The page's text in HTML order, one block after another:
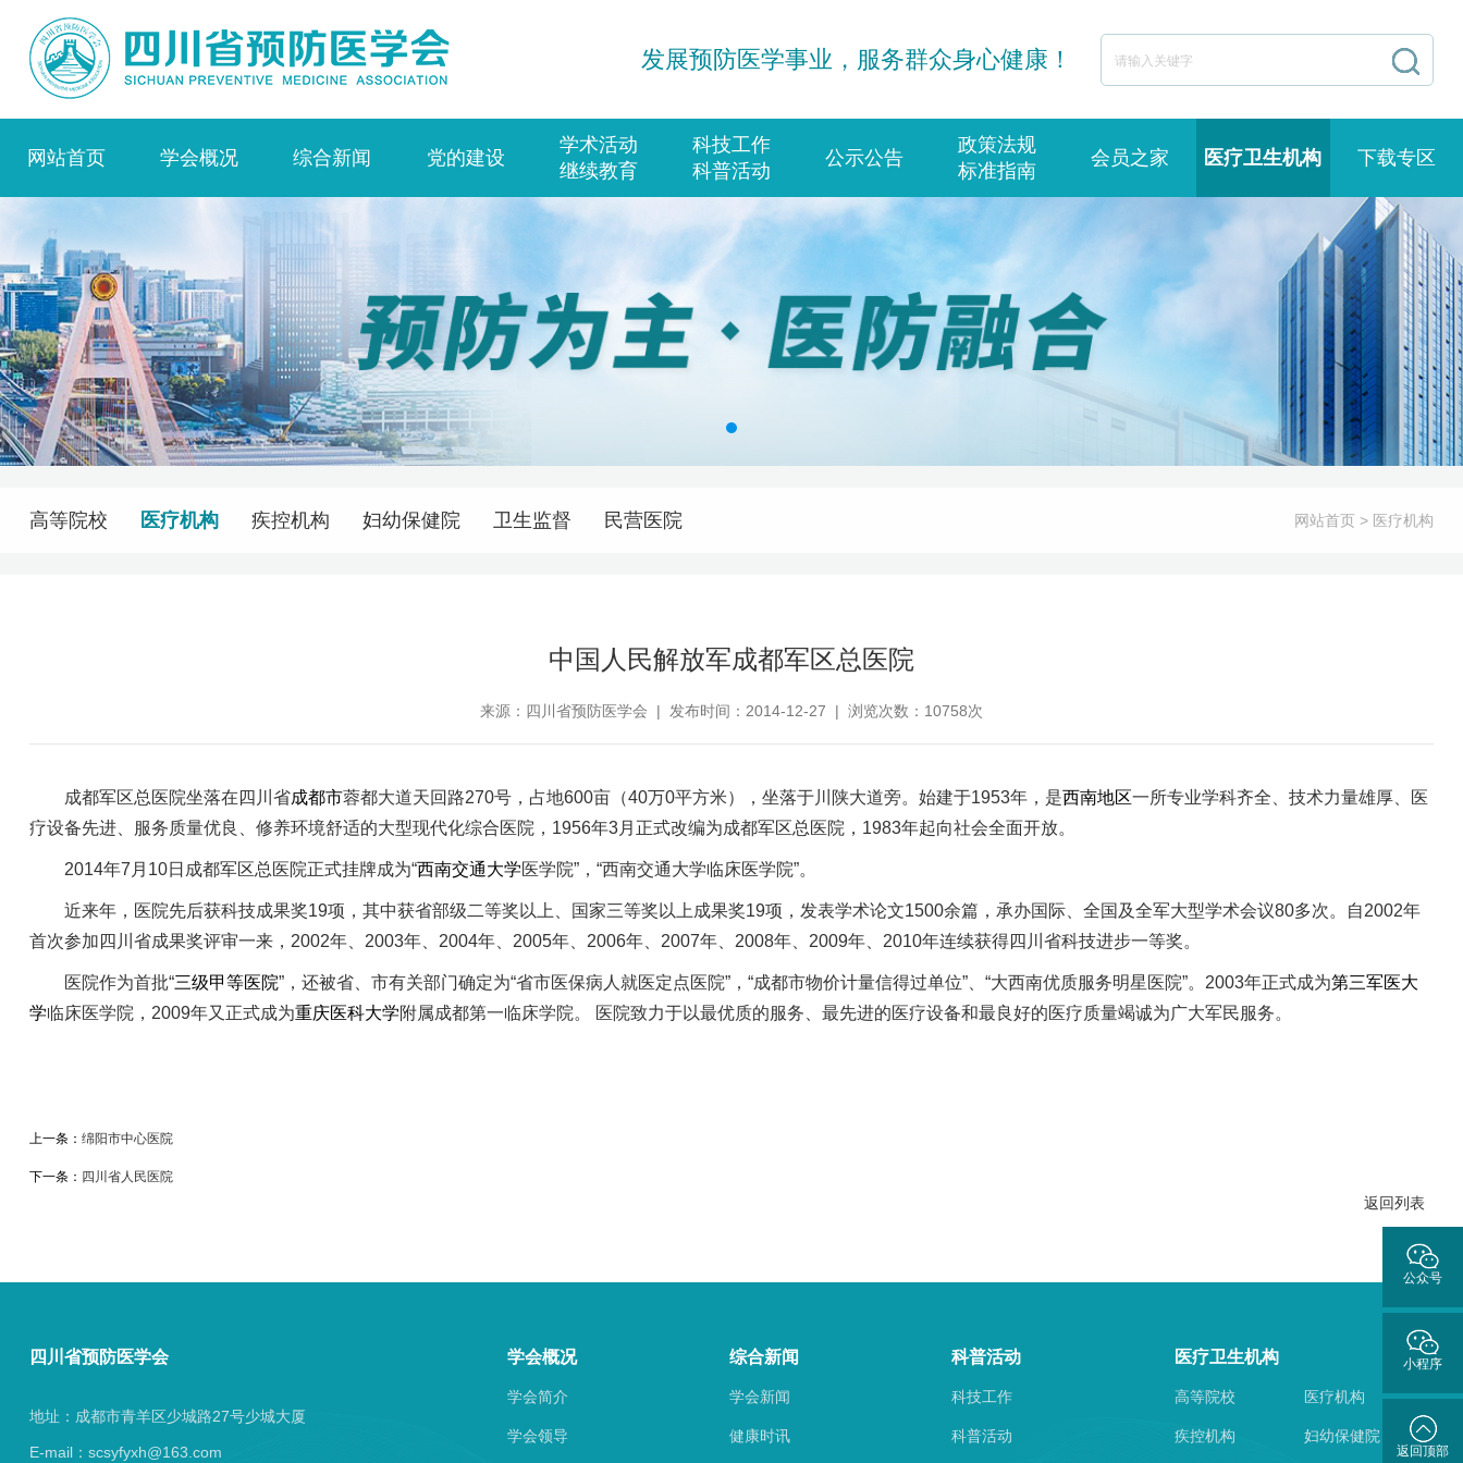
发展预防医学事业，服务群众身心健康！
网站首页 学会概况 综合新闻 党的建设
学术活动
继续教育
科技工作
科普活动
公示公告
政策法规
标准指南
会员之家 医疗卫生机构 下载专区
高等院校 医疗机构 疾控机构 妇幼保健院 卫生监督 民营医院 网站首页 > 医疗机构
中国人民解放军成都军区总医院
来源：四川省预防医学会 | 发布时间：2014-12-27 | 浏览次数：10758次
成都军区总医院坐落在四川省成都市蓉都大道天回路270号，占地600亩（40万0平方米），坐落于川陕大道旁。始建于1953年，是西南地区一所专业学科齐全、技术力量雄厚、医
疗设备先进、服务质量优良、修养环境舒适的大型现代化综合医院，1956年3月正式改编为成都军区总医院，1983年起向社会全面开放。
2014年7月10日 成都军区总医院正式挂牌成为“西南交通大学医学院”，“西南交通大学临床医学院”。
近来年，医院先后获科技成果奖19项，其中获省部级二等奖以上、国家三等奖以上成果奖19项，发表学术论文1500余篇，承办国际、全国及全军大型学术会议80多次。自2002年
首次参加四川省成果奖评审一来，2002年、2003年、2004年、2005年、2006年、2007年、2008年、2009年、2010年连续获得四川省科技进步一等奖。
医院作为首批“三级甲等医院”，还被省、市有关部门确定为“省市医保病人就医定点医院”，“成都市物价计量信得过单位”、“大西南优质服务明星医院”。2003年正式成为第三军医大
学临床医学院，2009年又正式成为重庆医科大学附属成都第一临床学院。 医院致力于以最优质的服务、最先进的医疗设备和最良好的医疗质量竭诚为广大军民服务。
上一条： 绵阳市中心医院
下一条： 四川省人民医院
返回列表
四川省预防医学会
地址：成都市青羊区少城路27号少城大厦
E-mail：scsyfyxh@163.com
学会概况
学会简介
学会领导
综合新闻
学会新闻
健康时讯
科普活动
科技工作
科普活动
医疗卫生机构
高等院校 医疗机构
疾控机构 妇幼保健院
公众号
小程序
返回顶部